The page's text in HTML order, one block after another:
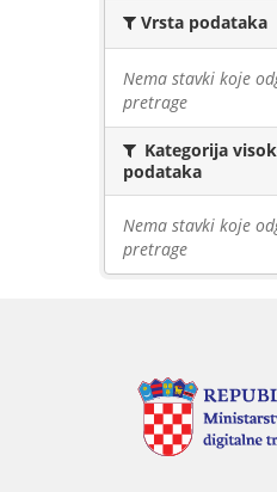
Vrsta podataka
Nema stavki koje
pretrage
Kategorija
podataka
Nema stavki koje
pretrage